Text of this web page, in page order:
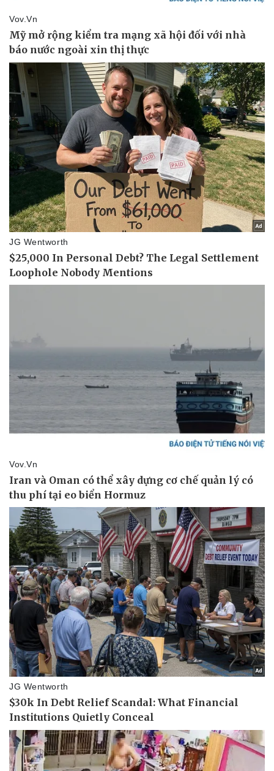
Sức khỏe
Dinh dưỡng - món ngon
Cây thuốc
Sản phụ khoa
Nhi khoa
Nam khoa
Làm đẹp - giảm cân
Phòng mạch online
Ăn sạch sống khỏe
Đời sống
Nhà đẹp
Blog
Tình yêu - Gia đình